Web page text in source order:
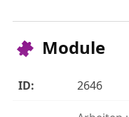
Module
2646